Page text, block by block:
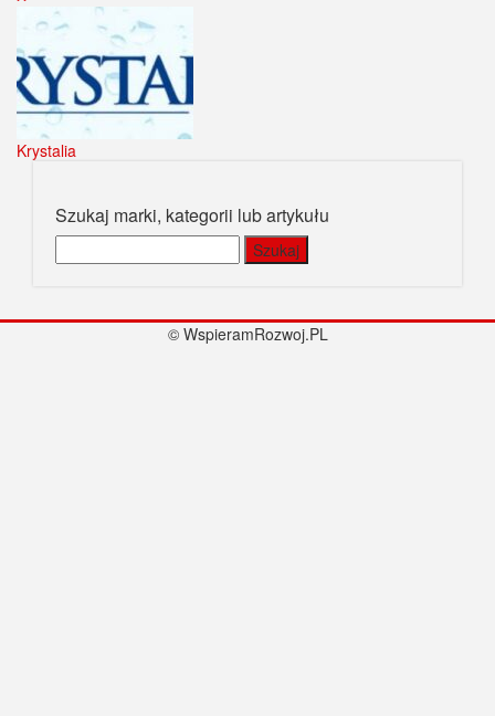
Krystalia
Szukaj marki, kategorii lub artykułu
© WspieramRozwoj.PL